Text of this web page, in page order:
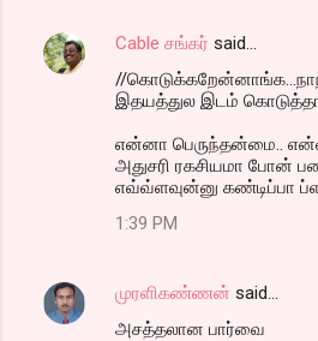
Cable சங்கர் said…
//
இதயத்துல இடம்
என்னா பெருந்தன்மை..
அதுசரி ரகசியமா போன்
எவ்வ்ளவுன்னு கண்டிப்பா
1:39 PM
முரளிகண்ணன் said…
அசத்தலான பார்வை